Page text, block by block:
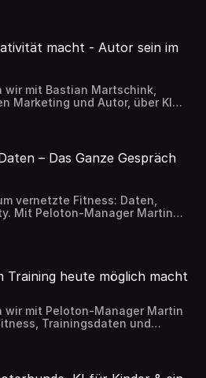
Marketing und Autor, über über
um schleichende
tief im Thema steckt,
auf KI blickt.
macht - Autor sein im
wir mit Bastian Martschink,
Marketing und Autor, über KI
Gemeinsam
tatsächlich hilft, wo sie
auf diese Technologie
Tech-Check, Zukunftsrausch
die nächste App im Mittelpunkt,
– Das Ganze Gespräch
vernetzte Fitness: Daten,
Mit Peloton-Manager Martin
darüber, welche Daten Peloton
Daten ausgewertet werden,
Training heute möglich macht
wir mit Peloton-Manager Martin
Trainingsdaten und
Daten beim Training
Coaching und Community wirken
einen Blick auf aktuelle